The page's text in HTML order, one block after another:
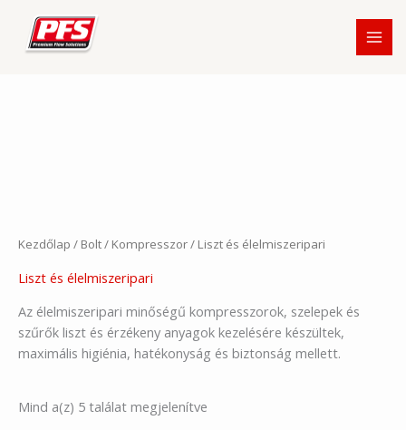
content
Kezdőlap / Bolt/ Kompresszor/ Liszt és élelmiszeripari
Liszt és élelmiszeripari
Az élelmiszeripari minőségű kompresszorok, szelepek és
szűrők liszt és érzékeny anyagok kezelésére készültek,
maximális higiénia, hatékonyság és biztonság mellett.
Mind a(z) 5 találat megjelenítve